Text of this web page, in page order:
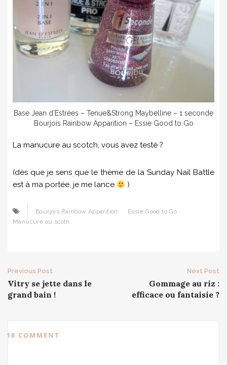
Base Jean d’Estrées – Tenue&Strong Maybelline – 1 seconde
Bourjois Rainbow Apparition – Essie Good to Go
La manucure au scotch, vous avez testé ?
(dès que je sens que le thème de la Sunday Nail Battle
est à ma portée, je me lance
)
Bourjois Rainbow Apparition
Essie Good to Go
Manucure au scoth
Post
navigation
Previous Post
Vitry se jette dans le
grand bain !
Next Post
Gommage au riz :
efficace ou fantaisie ?
18 COMMENT